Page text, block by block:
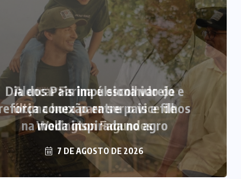
Alencar Farina é escolhido de
última hora para ser o vice de
Wellington Fagundes
7 DE AGOSTO DE 2026